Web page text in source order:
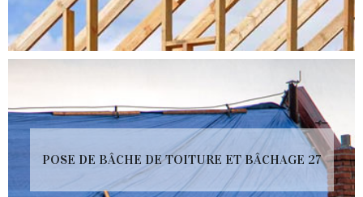
POSE DE BÂCHE DE TOITURE ET BÂCHAGE 27